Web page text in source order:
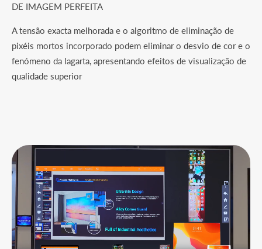
DE IMAGEM PERFEITA
A tensão exacta melhorada e o algoritmo de eliminação de
pixéis mortos incorporado podem eliminar o desvio de cor e o
fenómeno da lagarta, apresentando efeitos de visualização de
qualidade superior